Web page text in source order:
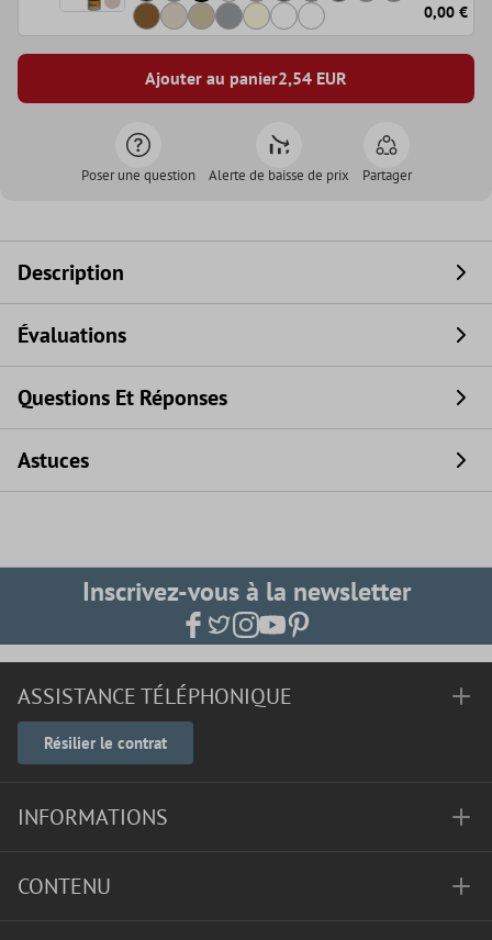
0,00 €
Ajouter au panier2,54 EUR
Poser une question Alerte de baisse de prix Partager
Description
Évaluations
Questions Et Réponses
Astuces
Inscrivez-vous à la newsletter
ASSISTANCE TÉLÉPHONIQUE
Résilier le contrat
INFORMATIONS
CONTENU